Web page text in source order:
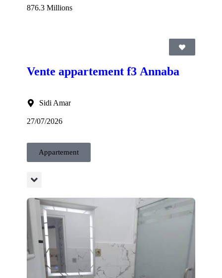
876.3 Millions
Vente appartement f3 Annaba
Sidi Amar
27/07/2026
Appartement